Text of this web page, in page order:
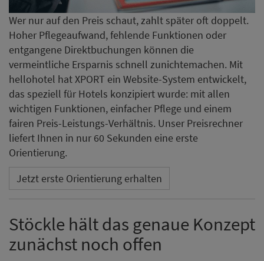
Wer nur auf den Preis schaut, zahlt später oft doppelt.
Hoher Pflegeaufwand, fehlende Funktionen oder
entgangene Direktbuchungen können die
vermeintliche Ersparnis schnell zunichtemachen. Mit
hellohotel hat XPORT ein Website-System entwickelt,
das speziell für Hotels konzipiert wurde: mit allen
wichtigen Funktionen, einfacher Pflege und einem
fairen Preis-Leistungs-Verhältnis. Unser Preisrechner
liefert Ihnen in nur 60 Sekunden eine erste
Orientierung.
Jetzt erste Orientierung erhalten
Stöckle hält das genaue Konzept
zunächst noch offen